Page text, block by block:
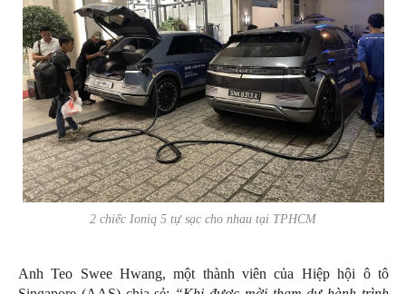
2 chiếc Ioniq 5 tự sạc cho nhau tại TPHCM
Anh Teo Swee Hwang, một thành viên của Hiệp hội ô tô